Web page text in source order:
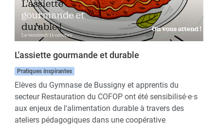
L'assiette gourmande et durable
Pratiques inspirantes
Elèves du Gymnase de Bussigny et apprentis du
secteur Restauration du COFOP ont été sensibilisé·e·s
aux enjeux de l'alimentation durable à travers des
ateliers pédagogiques dans une coopérative